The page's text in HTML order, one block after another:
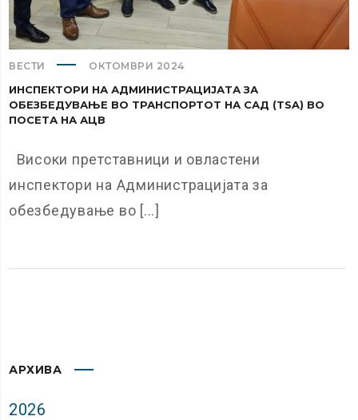
ВЕСТИ ОКТОМВРИ 2024
ИНСПЕКТОРИ НА АДМИНИСТРАЦИЈАТА ЗА
ОБЕЗБЕДУВАЊЕ ВО ТРАНСПОРТОТ НА САД (TSA) ВО
ПОСЕТА НА АЦВ
Високи претставници и овластени
инспектори на Администрацијата за
обезбедување во [...]
АРХИВА
2026